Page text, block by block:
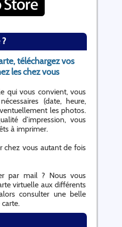
téléchargez vos
les chez vous
qui vous convient, vous
(date, heure,
les photos.
d’impression, vous
à imprimer.
chez vous autant de fois
par mail ? Nous vous
virtuelle aux différents
consulter une belle